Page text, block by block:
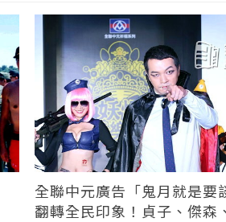
全聯中元廣告「鬼月就是要
翻轉全民印象！貞子、傑森